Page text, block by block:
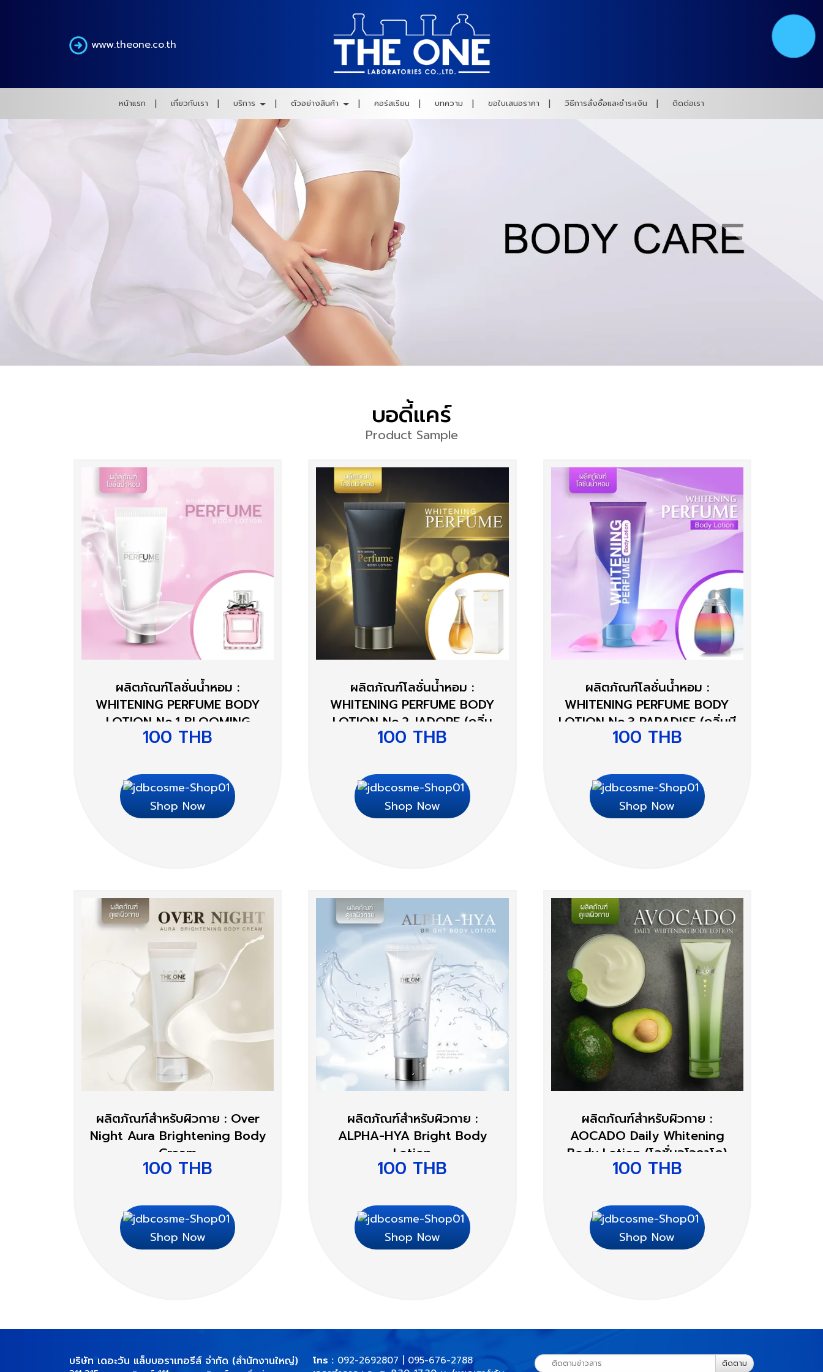
หน้าแรก เกี่ยวกับเรา บริการ ตัวอย่างสินค้า คอร์สเรียน บทความ ขอใบเสนอราคา วิธีการสั่งซื้อและชำระเงิน ติดต่อเรา
www.theone.co.th
บอดี้แคร์
Product Sample
ผลิตภัณฑ์โลชั่นน้ำหอม :
WHITENING PERFUME BODY
LOTION No.1 BLOOMING
BOUQUET (กลิ่นบลูมมิ่งบูเก้)
100 THB
Shop Now
ผลิตภัณฑ์โลชั่นน้ำหอม :
WHITENING PERFUME BODY
LOTION No.2 JADORE (กลิ่น
จาดอร์)
100 THB
Shop Now
ผลิตภัณฑ์โลชั่นน้ำหอม :
WHITENING PERFUME BODY
LOTION No.3 PARADISE (กลิ่นบี
ยอนด์พาราไดซ์)
100 THB
Shop Now
ผลิตภัณฑ์สำหรับผิวกาย : Over
Night Aura Brightening Body
Cream
100 THB
Shop Now
ผลิตภัณฑ์สำหรับผิวกาย :
ALPHA-HYA Bright Body
Lotion
100 THB
Shop Now
ผลิตภัณฑ์สำหรับผิวกาย :
AOCADO Daily Whitening
Body Lotion (โลชั่นอโวคาโด)
100 THB
Shop Now
บริษัท เดอะวัน แล็บบอราเทอรีส์ จำกัด (สำนักงานใหญ่) โทร : 092-2692807 | 095-676-2788
ติดตาม